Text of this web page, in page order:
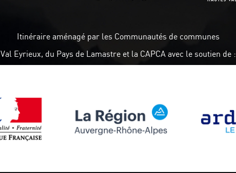
Itinéraire aménagé par les Communautés de communes
Val Eyrieux, du Pays de Lamastre et la CAPCA avec le soutien de :